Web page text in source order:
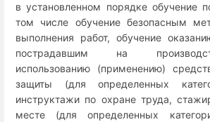
в установленном порядке обучение
том числе обучение безопасным
выполнения работ, обучение
пострадавшим на
использованию (применению)
защиты (для определенных
инструктажи по охране труда,
месте (для определенных